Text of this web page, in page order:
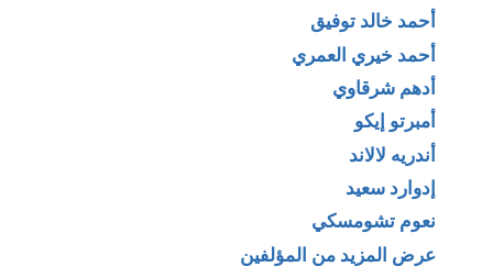
أحمد خالد توفيق
أحمد خيري العمري
أدهم شرقاوي
أمبرتو إيكو
أندريه لالاند
إدوارد سعيد
نعوم تشومسكي
عرض المزيد من المؤلفين